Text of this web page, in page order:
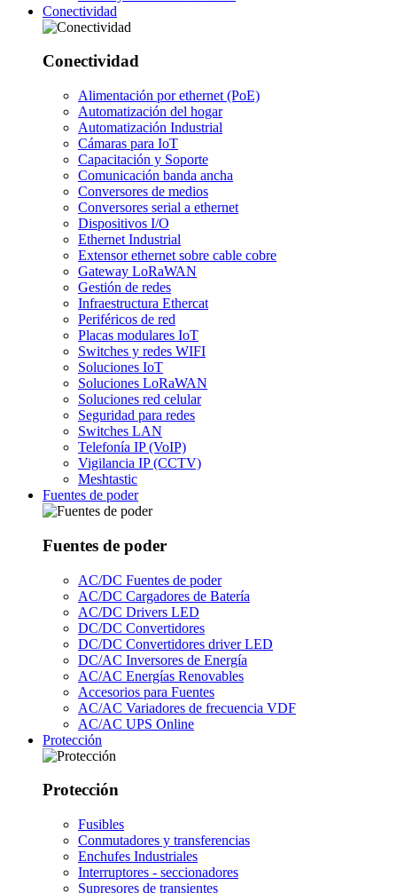
Conectividad
Conectividad
Alimentación por ethernet (PoE)
Automatización del hogar
Automatización Industrial
Cámaras para IoT
Capacitación y Soporte
Comunicación banda ancha
Conversores de medios
Conversores serial a ethernet
Dispositivos I/O
Ethernet Industrial
Extensor ethernet sobre cable cobre
Gateway LoRaWAN
Gestión de redes
Infraestructura Ethercat
Periféricos de red
Placas modulares IoT
Switches y redes WIFI
Soluciones IoT
Soluciones LoRaWAN
Soluciones red celular
Seguridad para redes
Switches LAN
Telefonía IP (VoIP)
Vigilancia IP (CCTV)
Meshtastic
Fuentes de poder
Fuentes de poder
AC/DC Fuentes de poder
AC/DC Cargadores de Batería
AC/DC Drivers LED
DC/DC Convertidores
DC/DC Convertidores driver LED
DC/AC Inversores de Energía
AC/AC Energías Renovables
Accesorios para Fuentes
AC/AC Variadores de frecuencia VDF
AC/AC UPS Online
Protección
Protección
Fusibles
Conmutadores y transferencias
Enchufes Industriales
Interruptores - seccionadores
Supresores de transientes